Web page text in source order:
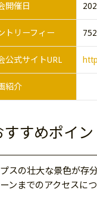
開催日
トリーフィー
公式サイトURL
紹介
すすめポイン
スの壮大な景色が存
ーンまでのアクセスに